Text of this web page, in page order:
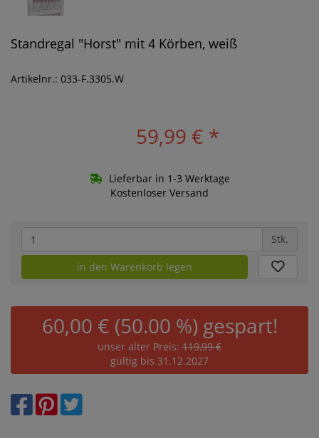
Standregal "Horst" mit 4 Körben, weiß
Artikelnr.: 033-F.3305.W
59,99 € *
Lieferbar in 1-3 Werktage
Kostenloser Versand
Stk.
in den Warenkorb legen
60,00 € (50.00 %) gespart!
unser alter Preis: 119,99 €
gültig bis 31.12.2027